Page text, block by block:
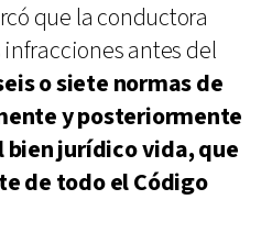
que la conductora
antes del
o siete normas de
y posteriormente
jurídico vida, que
de todo el Código